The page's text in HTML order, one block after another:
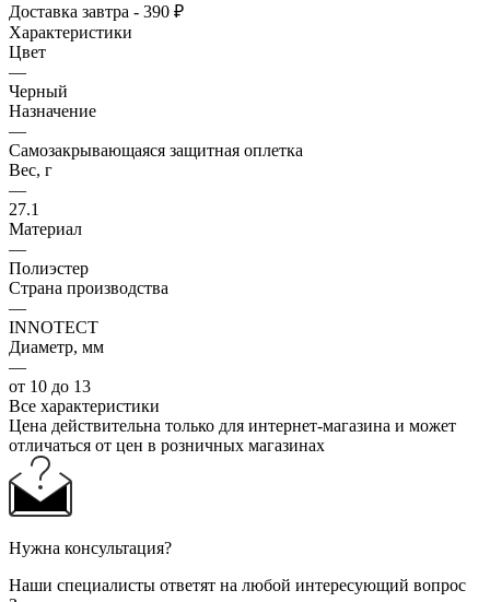
Доставка завтра - 390 ₽
Характеристики
Цвет
—
Черный
Назначение
—
Самозакрывающаяся защитная оплетка
Вес, г
—
27.1
Материал
—
Полиэстер
Страна производства
—
INNOTECT
Диаметр, мм
—
от 10 до 13
Все характеристики
Цена действительна только для интернет-магазина и может
отличаться от цен в розничных магазинах
Нужна консультация?
Наши специалисты ответят на любой интересующий вопрос